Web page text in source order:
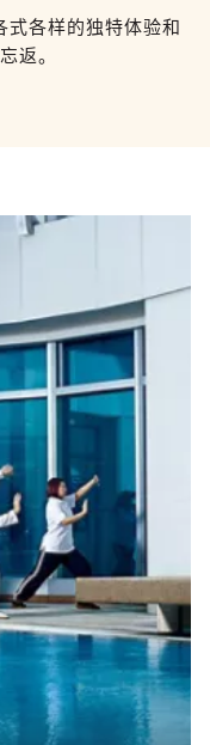
式各样的独特体验和
返。